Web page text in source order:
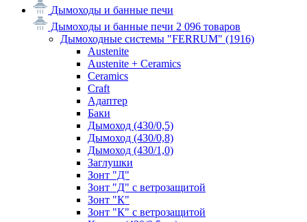
Дымоходы и банные печи
Дымоходы и банные печи 2 096 товаров
Дымоходные системы "FERRUM" (1916)
Austenite
Austenite + Ceramics
Ceramics
Craft
Адаптер
Баки
Дымоход (430/0,5)
Дымоход (430/0,8)
Дымоход (430/1,0)
Заглушки
Зонт "Д"
Зонт "Д" с ветрозащитой
Зонт "К"
Зонт "К" с ветрозащитой